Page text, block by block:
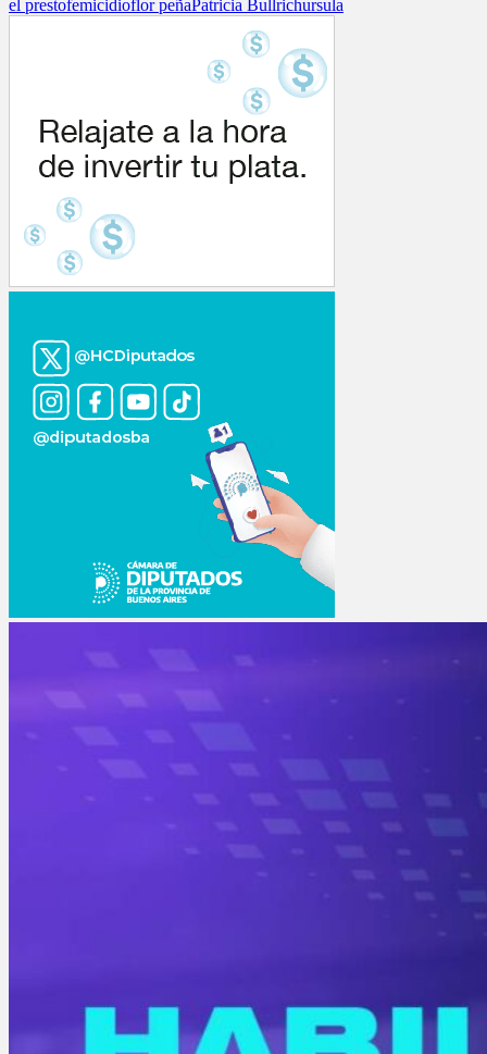
el prestofemicidioflor peña Patricia Bullrichursula